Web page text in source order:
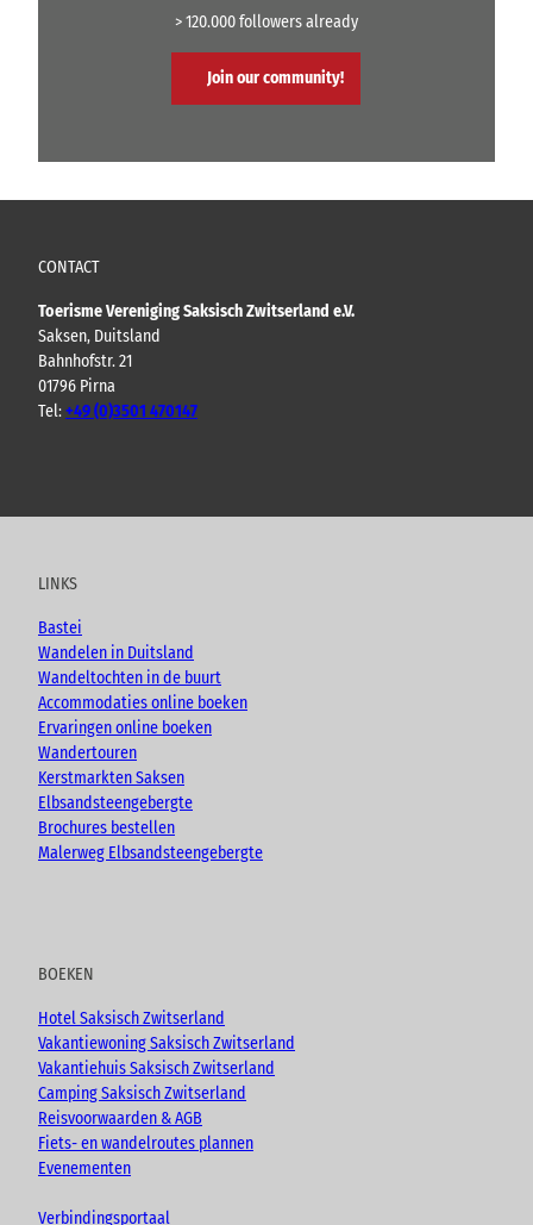
> 120.000 followers already
Join our community!
CONTACT
Toerisme Vereniging Saksisch Zwitserland e.V.
Saksen, Duitsland
Bahnhofstr. 21
01796 Pirna
Tel:+49 (0)3501 470147
u
e
c
o
k
s
a
m
o
LINKS
Bastei
Wandelen in Duitsland
Wandeltochten in de buurt
Accommodaties online boeken
Ervaringen online boeken
Wandertouren
Kerstmarkten Saksen
Elbsandsteengebergte
Brochures bestellen
Malerweg Elbsandsteengebergte
BOEKEN
Hotel Saksisch Zwitserland
Vakantiewoning Saksisch Zwitserland
Vakantiehuis Saksisch Zwitserland
Camping Saksisch Zwitserland
Reisvoorwaarden & AGB
Fiets- en wandelroutes plannen
Evenementen
Verbindingsportaal